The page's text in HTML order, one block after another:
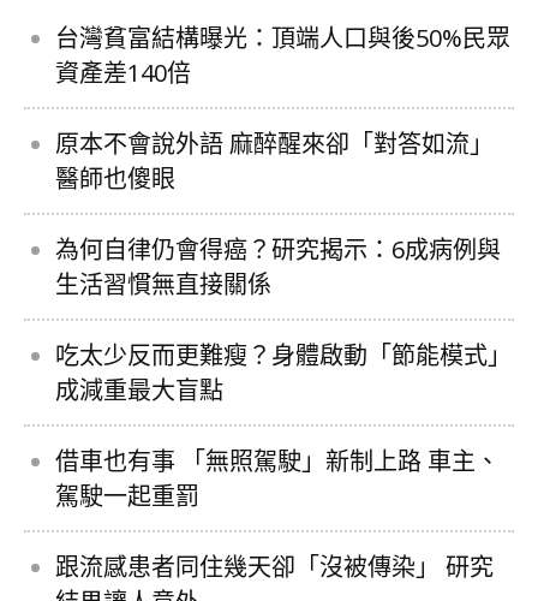
台灣貧富結構曝光：頂端人口與後50%民眾
資產差140倍
原本不會說外語 麻醉醒來卻「對答如流」
醫師也傻眼
為何自律仍會得癌？研究揭示：6成病例與
生活習慣無直接關係
吃太少反而更難瘦？身體啟動「節能模式」
成減重最大盲點
借車也有事 「無照駕駛」新制上路 車主、
駕駛一起重罰
跟流感患者同住幾天卻「沒被傳染」 研究